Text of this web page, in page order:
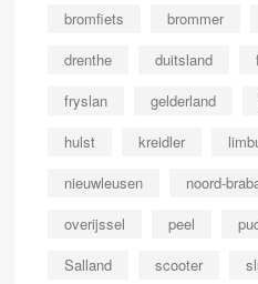
bromfiets
brommer
drenthe
duitsland
fryslan
gelderland
hulst
kreidler
nieuwleusen
noord-
overijssel
peel
Salland
scooter